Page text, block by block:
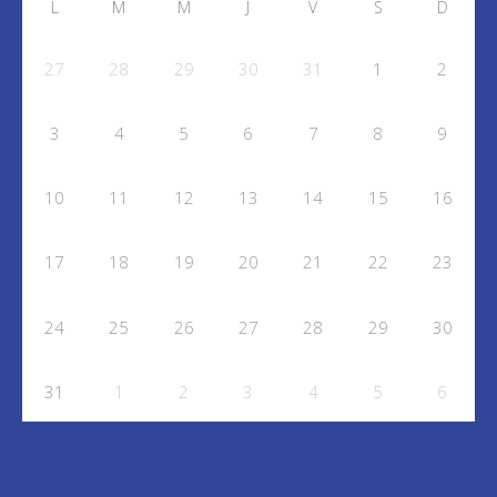
L M M J V S D
27 28 29 30 31 1 2
3 4 5 6 7 8 9
10 11 12 13 14 15 16
17 18 19 20 21 22 23
24 25 26 27 28 29 30
31 1 2 3 4 5 6